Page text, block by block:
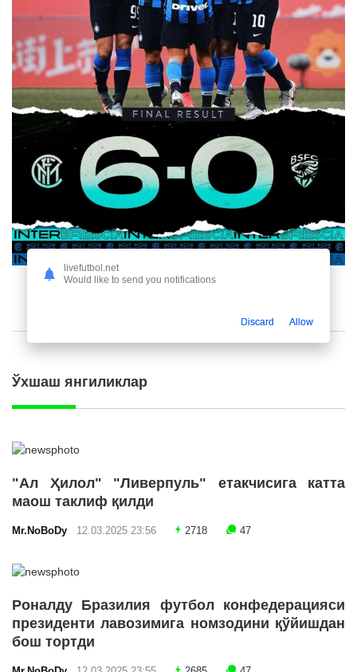
Ўхшаш янгиликлар
"Ал Ҳилол" "Ливерпуль" етакчисига катта
маош таклиф қилди
Mr.NoBoDy 12.03.2025 23:56 2718 47
Роналду Бразилия футбол конфедерацияси
президенти лавозимига номзодини қўйишдан
бош тортди
livefutbol.net
Would like to send you notifications
Discard Allow